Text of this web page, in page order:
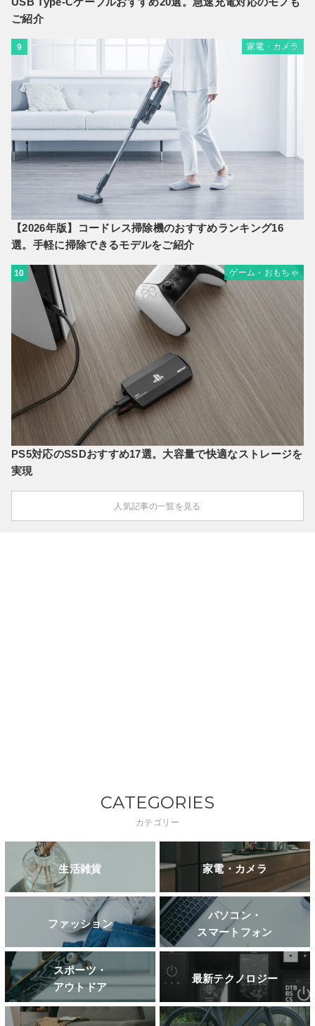
ご紹介
9 家電・カメラ
【2026年版】コードレス掃除機のおすすめランキング16
選。手軽に掃除できるモデルをご紹介
10 ゲーム・おもちゃ
PS5対応のSSDおすすめ17選。大容量で快適なストレージを
実現
人気記事の一覧を見る
CATEGORIES
カテゴリー
生活雑貨 家電・カメラ
ファッション
パソコン・
スマートフォン
スポーツ・
アウトドア
最新テクノロジー